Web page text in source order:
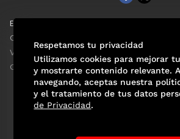
EL UNIVERSAL
Clase
ViveUSA
Confabulario
Respetamos tu privacidad
Utilizamos cookies para mejorar
y mostrarte contenido relevante.
navegando, aceptas nuestra
y el tratamiento de tus datos
de Privacidad.